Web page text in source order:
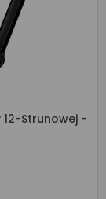
Strunowej -